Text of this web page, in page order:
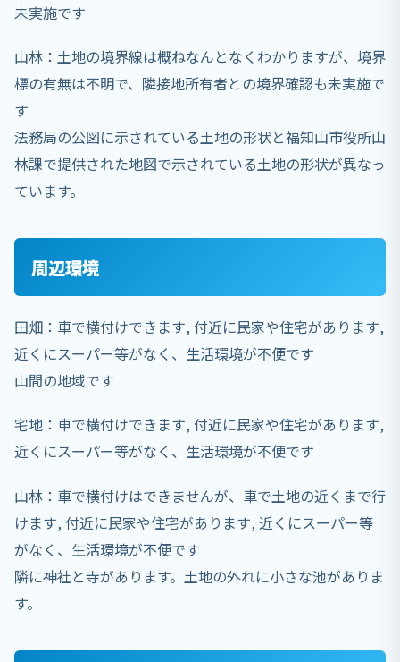
未実施です
山林：土地の境界線は概ねなんとなくわかりますが、境界
標の有無は不明で、隣接地所有者との境界確認も未実施で
す
法務局の公図に示されている土地の形状と福知山市役所山
林課で提供された地図で示されている土地の形状が異なっ
ています。
周辺環境
田畑：車で横付けできます, 付近に民家や住宅があります,
近くにスーパー等がなく、生活環境が不便です
山間の地域です
宅地：車で横付けできます, 付近に民家や住宅があります,
近くにスーパー等がなく、生活環境が不便です
山林：車で横付けはできませんが、車で土地の近くまで行
けます, 付近に民家や住宅があります, 近くにスーパー等
がなく、生活環境が不便です
隣に神社と寺があります。土地の外れに小さな池がありま
す。